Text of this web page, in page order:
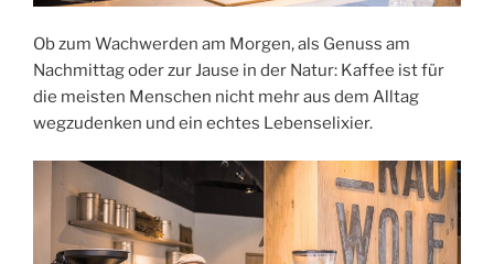
Ob zum Wachwerden am Morgen, als Genuss am
Nachmittag oder zur Jause in der Natur: Kaffee ist für
die meisten Menschen nicht mehr aus dem Alltag
wegzudenken und ein echtes Lebenselixier.